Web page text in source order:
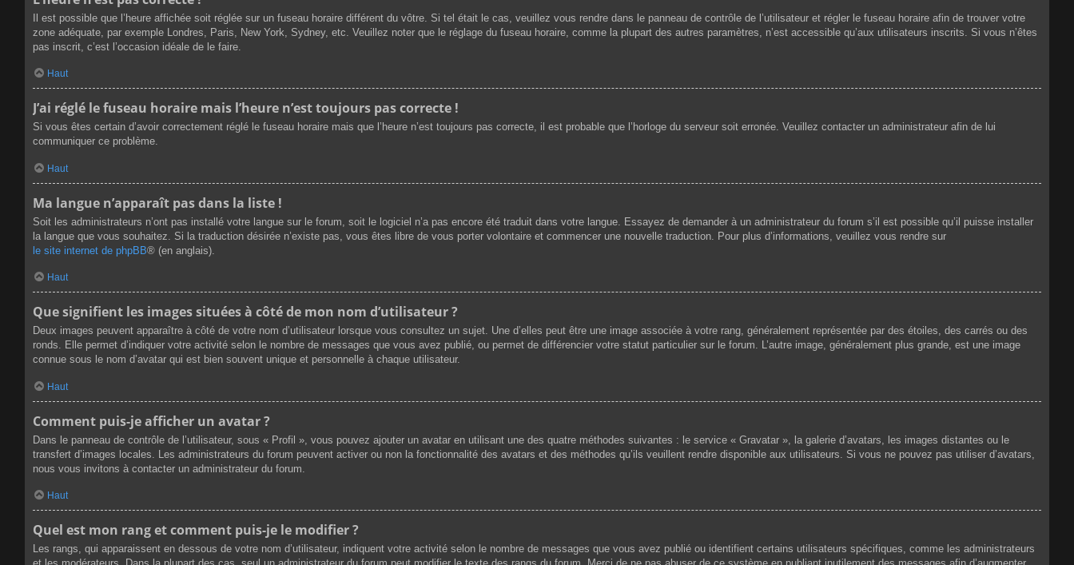
Il est possible que l’heure affichée soit réglée sur un fuseau horaire différent du vôtre. Si tel était le cas, veuillez vous rendre dans le panneau de contrôle de l’utilisateur et régler le fuseau horaire afin de trouver votre
zone adéquate, par exemple Londres, Paris, New York, Sydney, etc. Veuillez noter que le réglage du fuseau horaire, comme la plupart des autres paramètres, n’est accessible qu’aux utilisateurs inscrits. Si vous n’êtes
pas inscrit, c’est l’occasion idéale de le faire.
Haut
J’ai réglé le fuseau horaire mais l’heure n’est toujours pas correcte !
Si vous êtes certain d’avoir correctement réglé le fuseau horaire mais que l’heure n’est toujours pas correcte, il est probable que l’horloge du serveur soit erronée. Veuillez contacter un administrateur afin de lui
communiquer ce problème.
Haut
Ma langue n’apparaît pas dans la liste !
Soit les administrateurs n’ont pas installé votre langue sur le forum, soit le logiciel n’a pas encore été traduit dans votre langue. Essayez de demander à un administrateur du forum s’il est possible qu’il puisse installer
la langue que vous souhaitez. Si la traduction désirée n’existe pas, vous êtes libre de vous porter volontaire et commencer une nouvelle traduction. Pour plus d’informations, veuillez vous rendre sur
le site internet de phpBB® (en anglais).
Haut
Que signifient les images situées à côté de mon nom d’utilisateur ?
Deux images peuvent apparaître à côté de votre nom d’utilisateur lorsque vous consultez un sujet. Une d’elles peut être une image associée à votre rang, généralement représentée par des étoiles, des carrés ou des
ronds. Elle permet d’indiquer votre activité selon le nombre de messages que vous avez publié, ou permet de différencier votre statut particulier sur le forum. L’autre image, généralement plus grande, est une image
connue sous le nom d’avatar qui est bien souvent unique et personnelle à chaque utilisateur.
Haut
Comment puis-je afficher un avatar ?
Dans le panneau de contrôle de l’utilisateur, sous « Profil », vous pouvez ajouter un avatar en utilisant une des quatre méthodes suivantes : le service « Gravatar », la galerie d’avatars, les images distantes ou le
transfert d’images locales. Les administrateurs du forum peuvent activer ou non la fonctionnalité des avatars et des méthodes qu’ils veuillent rendre disponible aux utilisateurs. Si vous ne pouvez pas utiliser d’avatars,
nous vous invitons à contacter un administrateur du forum.
Haut
Quel est mon rang et comment puis-je le modifier ?
Les rangs, qui apparaissent en dessous de votre nom d’utilisateur, indiquent votre activité selon le nombre de messages que vous avez publié ou identifient certains utilisateurs spécifiques, comme les administrateurs